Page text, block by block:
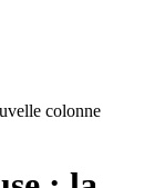
colonne